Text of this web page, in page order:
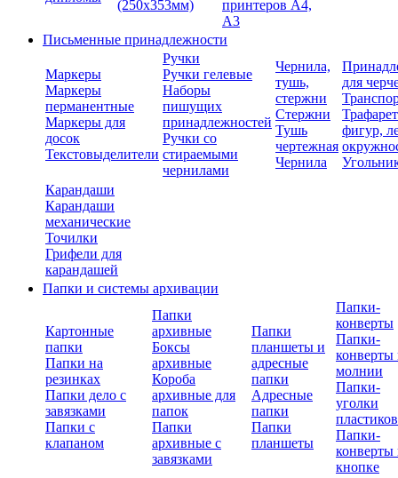
(250х353мм)
принтеров А4,
А3
Письменные принадлежности
Маркеры
Маркеры
перманентные
Маркеры для
досок
Текстовыделители
Ручки
Ручки гелевые
Наборы
пишущих
принадлежностей
Ручки со
стираемыми
чернилами
Чернила,
тушь,
стержни
Стержни
Тушь
чертежная
Чернила
для
фигур,
Карандаши
Карандаши
механические
Точилки
Грифели для
карандашей
Папки и системы архивации
Картонные
папки
Папки на
резинках
Папки дело с
завязками
Папки с
клапаном
Папки
архивные
Боксы
архивные
Короба
архивные для
папок
Папки
архивные с
завязками
Папки
планшеты и
адресные
папки
Адресные
папки
Папки
планшеты
Папки-
конверты
Папки-
конверты
молнии
Папки-
уголки
Папки-
конверты
кнопке